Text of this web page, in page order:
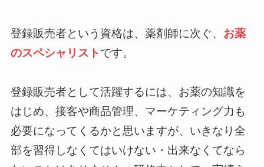
登録販売者という資格は、薬剤師に次ぐ、 お薬
のスペシャリストです。
登録販売者として活躍するには、お薬の知識を
はじめ、接客や商品管理、マーケティング力も
必要になってくるかと思いますが、いきなり全
部を習得しなくてはいけない・出来なくてなら